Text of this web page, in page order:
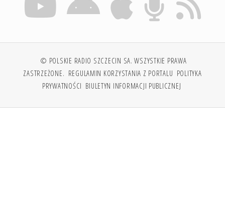
© POLSKIE RADIO SZCZECIN SA. WSZYSTKIE PRAWA
ZASTRZEŻONE. REGULAMIN KORZYSTANIA Z PORTALU POLITYKA
PRYWATNOŚCI BIULETYN INFORMACJI PUBLICZNEJ